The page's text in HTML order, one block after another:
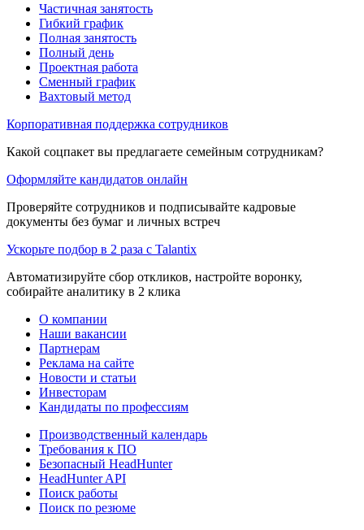
Частичная занятость
Гибкий график
Полная занятость
Полный день
Проектная работа
Сменный график
Вахтовый метод
Корпоративная поддержка сотрудников
Какой соцпакет вы предлагаете семейным сотрудникам?
Оформляйте кандидатов онлайн
Проверяйте сотрудников и подписывайте кадровые
документы без бумаг и личных встреч
Ускорьте подбор в 2 раза с Talantix
Автоматизируйте сбор откликов, настройте воронку,
собирайте аналитику в 2 клика
О компании
Наши вакансии
Партнерам
Реклама на сайте
Новости и статьи
Инвесторам
Кандидаты по профессиям
Производственный календарь
Требования к ПО
Безопасный HeadHunter
HeadHunter API
Поиск работы
Поиск по резюме